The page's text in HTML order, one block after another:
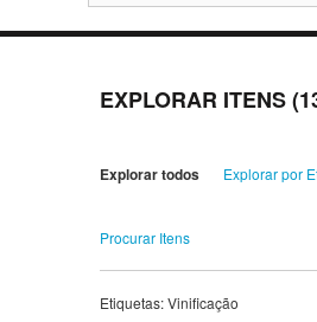
EXPLORAR ITENS
Explorar todos Explorar por
Procurar Itens
Etiquetas: Vinificação